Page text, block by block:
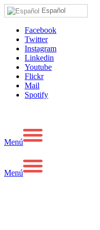
Español
Facebook
Twitter
Instagram
Linkedin
Youtube
Flickr
Mail
Spotify
Menú
Menú